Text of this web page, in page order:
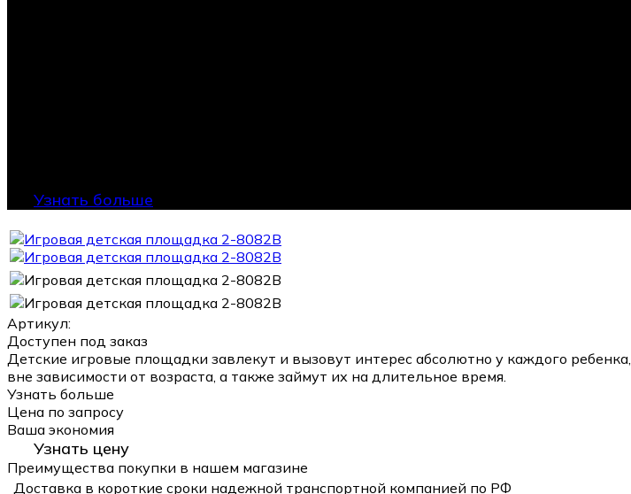
Узнать больше
Артикул:
Доступен под заказ
Детские игровые площадки завлекут и вызовут интерес абсолютно у каждого ребенка,
вне зависимости от возраста, а также займут их на длительное время.
Узнать больше
Цена по запросу
Ваша экономия
Узнать цену
Преимущества покупки в нашем магазине
Доставка в короткие сроки надежной транспортной компанией по РФ